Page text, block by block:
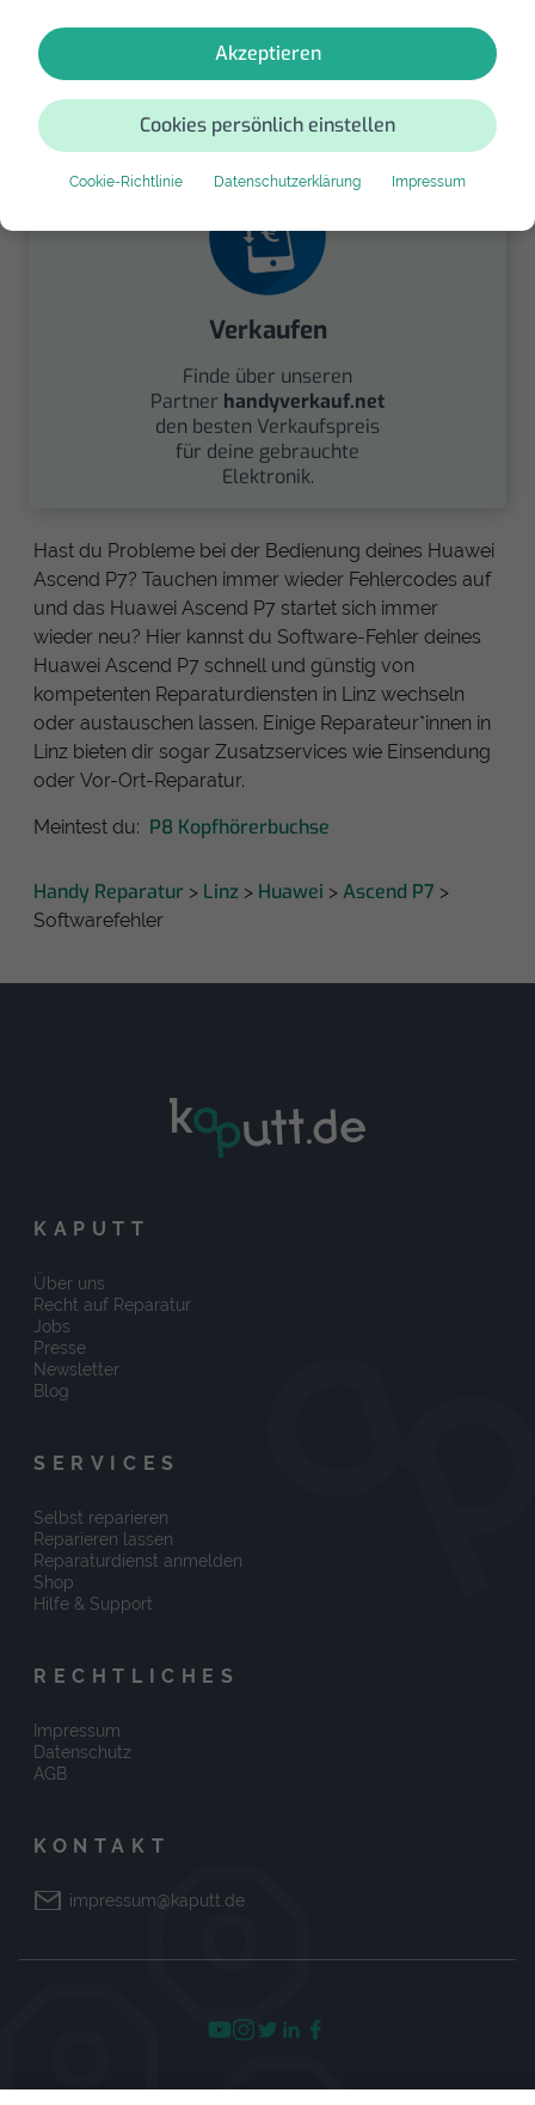
Akzeptieren
Cookies persönlich einstellen
Cookie-Richtlinie Datenschutzerklärung Impressum
Spenden
Spende Dein Gerät über
für einen guten Zweck.
Verkaufen
Finde über unseren
Partner handyverkauf.net
den besten Verkaufspreis
für deine gebrauchte
Elektronik.
Hast du Probleme bei der Bedienung deines Huawei
Ascend P7? Tauchen immer wieder Fehlercodes auf
und das Huawei Ascend P7 startet sich immer
wieder neu? Hier kannst du Software-Fehler deines
Huawei Ascend P7 schnell und günstig von
kompetenten Reparaturdiensten in Linz wechseln
oder austauschen lassen. Einige Reparateur*innen in
Linz bieten dir sogar Zusatzservices wie Einsendung
oder Vor-Ort-Reparatur.
Meintest du: P8 Kopfhörerbuchse
Handy Reparatur > Linz > Huawei > Ascend P7 >
Softwarefehler
KAPUTT
Über uns
Recht auf Reparatur
Jobs
Presse
Newsletter
Blog
SERVICES
Selbst reparieren
Reparieren lassen
Reparaturdienst anmelden
Shop
Hilfe & Support
RECHTLICHES
Impressum
Datenschutz
AGB
KONTAKT
impressum@kaputt.de